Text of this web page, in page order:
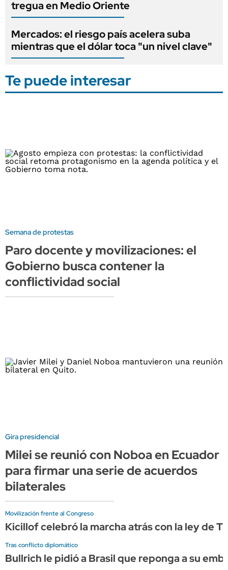
tregua en Medio Oriente
Mercados: el riesgo país acelera suba
mientras que el dólar toca "un nivel clave"
Te puede interesar
Semana de protestas
Paro docente y movilizaciones: el
Gobierno busca contener la
conflictividad social
Gira presidencial
Milei se reunió con Noboa en Ecuador
para firmar una serie de acuerdos
bilaterales
Movilización frente al Congreso
Kicillof celebró la marcha atrás con la ley de
Tras conflicto diplomático
Bullrich le pidió a Brasil que reponga a su